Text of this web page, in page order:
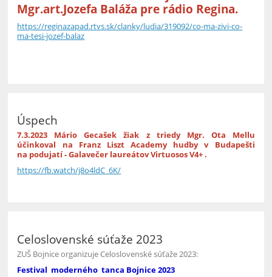
Mgr.art.Jozefa Baláža pre rádio Regina.
https://reginazapad.rtvs.sk/clanky/ludia/319092/co-ma-zivi-co-
ma-tesi-jozef-balaz
Úspech
7.3.2023 Mário Gecašek žiak z triedy Mgr. Ota Mellu
účinkoval na Franz Liszt Academy hudby v Budapešti
na podujatí - Galavečer laureátov Virtuosos V4+ .
https://fb.watch/j8o4ldC_6K/
Celoslovenské súťaže 2023
ZUŠ Bojnice organizuje Celoslovenské súťaže 2023:
Festival moderného tanca Bojnice 2023